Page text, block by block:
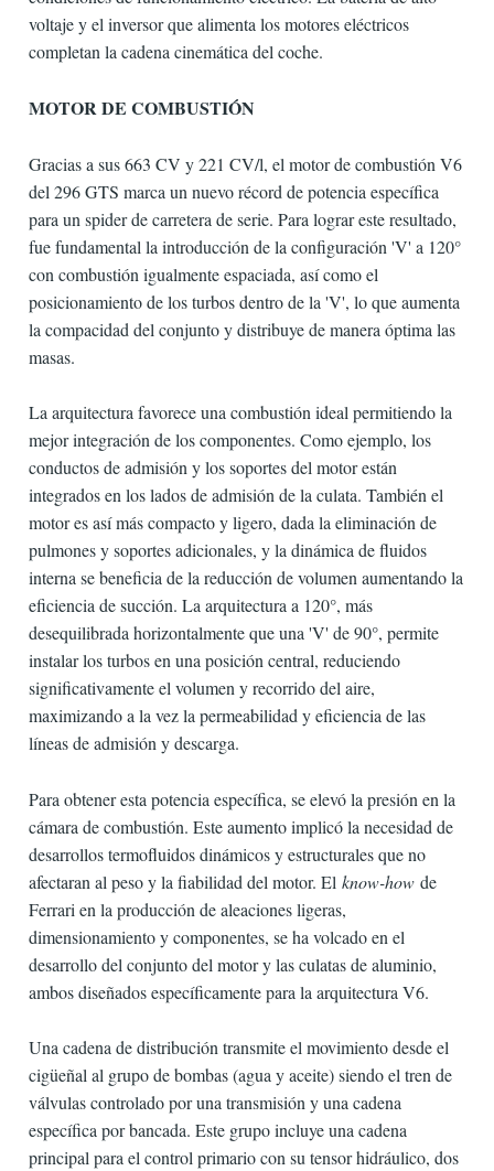
voltaje y el inversor que alimenta los motores eléctricos
completan la cadena cinemática del coche.
MOTOR DE COMBUSTIÓN
Gracias a sus 663 CV y ​​221 CV/l, el motor de combustión V6
del 296 GTS marca un nuevo récord de potencia específica
para un spider de carretera de serie. Para lograr este resultado,
fue fundamental la introducción de la configuración 'V' a 120°
con combustión igualmente espaciada, así como el
posicionamiento de los turbos dentro de la 'V', lo que aumenta
la compacidad del conjunto y distribuye de manera óptima las
masas.
La arquitectura favorece una combustión ideal permitiendo la
mejor integración de los componentes. Como ejemplo, los
conductos de admisión y los soportes del motor están
integrados en los lados de admisión de la culata. También el
motor es así más compacto y ligero, dada la eliminación de
pulmones y soportes adicionales, y la dinámica de fluidos
interna se beneficia de la reducción de volumen aumentando la
eficiencia de succión. La arquitectura a 120°, más
desequilibrada horizontalmente que una 'V' de 90°, permite
instalar los turbos en una posición central, reduciendo
significativamente el volumen y recorrido del aire,
maximizando a la vez la permeabilidad y eficiencia de las
líneas de admisión y descarga.
Para obtener esta potencia específica, se elevó la presión en la
cámara de combustión. Este aumento implicó la necesidad de
desarrollos termofluidos dinámicos y estructurales que no
afectaran al peso y la fiabilidad del motor. El know-howde
Ferrari en la producción de aleaciones ligeras,
dimensionamiento y componentes, se ha volcado en el
desarrollo del conjunto del motor y las culatas de aluminio,
ambos diseñados específicamente para la arquitectura V6.
Una cadena de distribución transmite el movimiento desde el
cigüeñal al grupo de bombas (agua y aceite) siendo el tren de
válvulas controlado por una transmisión y una cadena
específica por bancada. Este grupo incluye una cadena
principal para el control primario con su tensor hidráulico, dos